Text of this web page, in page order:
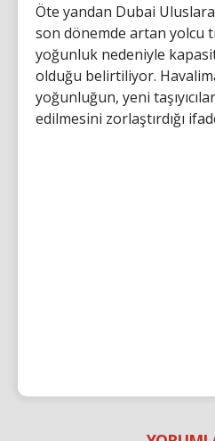
Öte yandan Dubai
son dönemde artan yolcu
yoğunluk nedeniyle
olduğu belirtiliyor.
yoğunluğun, yeni
edilmesini zorlaştırdığı